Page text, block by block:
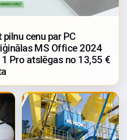
cenu par PC
MS Office 2024
Pro atslēgas no 13,55 €